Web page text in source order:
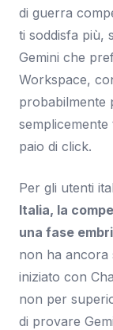
di guerra
ti soddisfa più,
Gemini che
Workspace,
probabilmente
paio di click.
Per gli utenti
Italia, la
una fase
non ha ancora
iniziato con
non per
di provare